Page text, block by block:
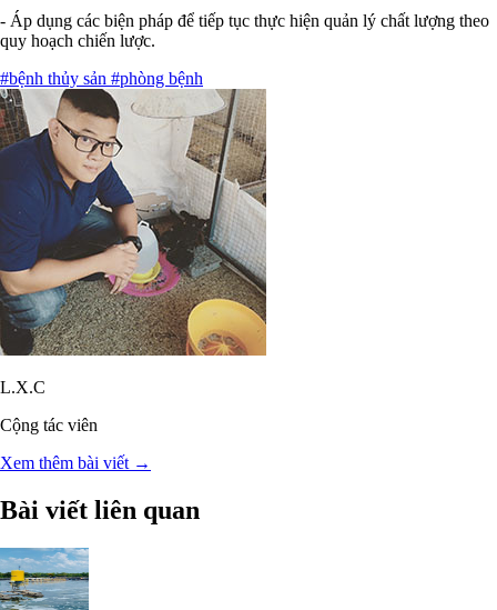
- Áp dụng các biện pháp để tiếp tục thực hiện quản lý chất lượng theo
quy hoạch chiến lược.
#bệnh thủy sản #phòng bệnh
L.X.C
Cộng tác viên
Xem thêm bài viết →
Bài viết liên quan